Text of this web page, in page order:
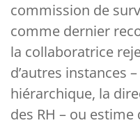
commission de
comme dernier
la collaboratrice
d’autres instances
hiérarchique, la
des RH – ou